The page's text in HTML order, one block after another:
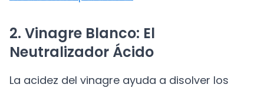
2. Vinagre Blanco: El
Neutralizador Ácido
La acidez del vinagre ayuda a disolver los